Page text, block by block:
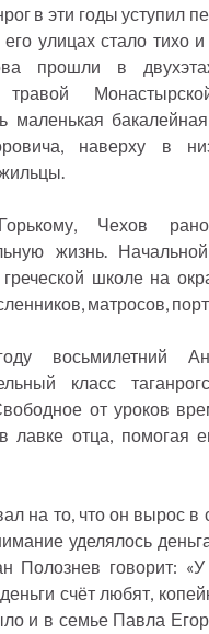
в эти годы уступил
его улицах стало тихо
прошли в
травой
маленькая
наверху в
Чехов
жизнь.
школе на
матросов,
восьмилетний
класс
от уроков
лавке отца, помогая
на то, что он вырос в
уделялось
Полознев говорит:
счёт любят,
и в семье Павла